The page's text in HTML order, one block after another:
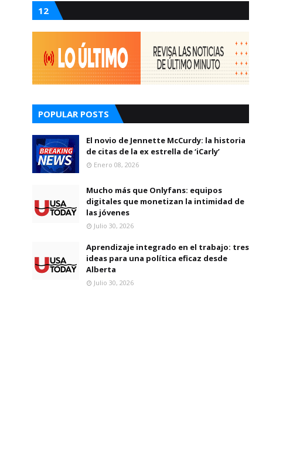
12
POPULAR POSTS
El novio de Jennette McCurdy: la historia
de citas de la ex estrella de ‘iCarly’
Enero 08, 2026
Mucho más que Onlyfans: equipos
digitales que monetizan la intimidad de
las jóvenes
Julio 30, 2026
Aprendizaje integrado en el trabajo: tres
ideas para una política eficaz desde
Alberta
Julio 30, 2026